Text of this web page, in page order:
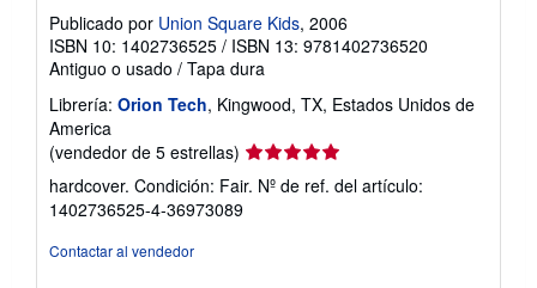
s
t
a
i
f
s
d
e
Publicado por Union Square Kids, 2006
ISBN 10: 1402736525 / ISBN 13: 9781402736520
Antiguo o usado / Tapa dura
Librería: Orion Tech, Kingwood, TX, Estados Unidos de
America
(vendedor de 5 estrellas) Calificación
del
vendedor:
hardcover. Condición: Fair. Nº de ref. del artículo:
1402736525-4-36973089
Contactar al vendedor